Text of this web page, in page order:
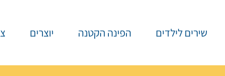
שירים לילדים הפינה הקטנה יוצרים